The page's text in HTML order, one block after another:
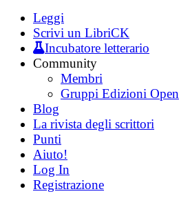
Leggi
Scrivi un LibriCK
Incubatore letterario
Community
Membri
Gruppi Edizioni Open
Blog
La rivista degli scrittori
Punti
Aiuto!
Log In
Registrazione